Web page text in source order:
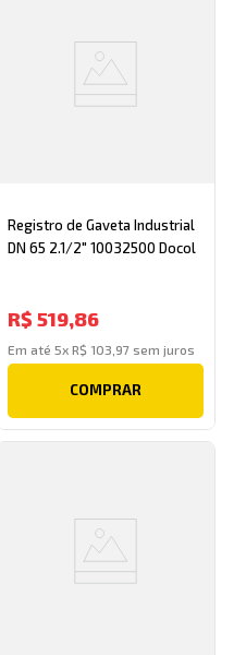
Registro de Gaveta Industrial
DN 65 2.1/2" 10032500 Docol
R$ 519,86
Em até 5x R$ 103 97 sem juros
COMPRAR